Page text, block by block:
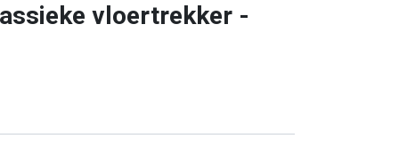
vloertrekker -